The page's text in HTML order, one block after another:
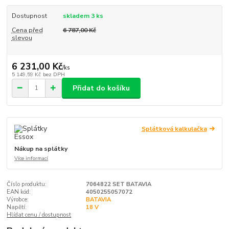
Dostupnost
skladem 3 ks
Cena před
slevou
6 787,00 Kč
6 231,00 Kč/ks
5 149,59 Kč bez DPH
Přidat do košíku
Splátková kalkulačka
Nákup na splátky
Více informací
Číslo produktu:
7064822 SET BATAVIA
EAN kód:
4050255057072
Výrobce:
BATAVIA
Napětí:
18 V
Hlídat cenu / dostupnost